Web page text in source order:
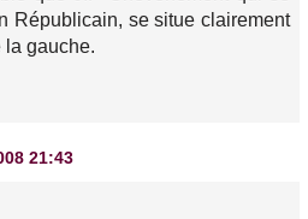
Républicain, se situe clairement
la gauche.
21:43